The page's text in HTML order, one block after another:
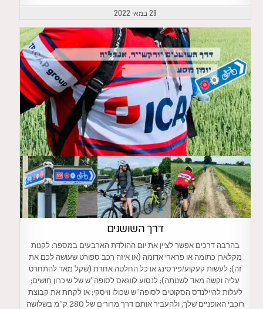
29 במאי 2022
דרך השושנים
בהרבה דרכים אפשר לציין את יום ההולדת הארבעים במספר: לקנות
מקלארן כתומה או פרארי אדומה (או איזה רכב ספורט שעושה לכם את
זה); לעשות קעקוע/פירסינג או כל החלטה אחרת (שקל מאד להתחרט
עליה וקשה מאד לשנותה); לנסוע לווגאס לסופה”ש של שיכרון חושים;
לעלות להיילנדס הסקוטים לסופה”ש שכולו וויסקי; או לקחת את קבוצת
רוכבי האופניים שלך, ולהעביר אותם דרך מרורים של 280 ק”מ בשלושה